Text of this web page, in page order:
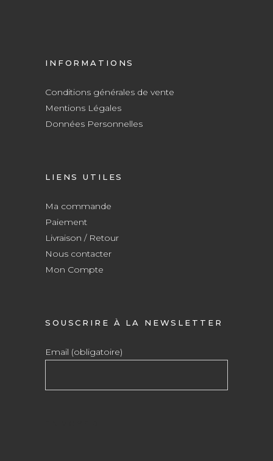
INFORMATIONS
Conditions générales de vente
Mentions Légales
Données Personnelles
LIENS UTILES
Ma commande
Paiement
Livraison / Retour
Nous contacter
Mon Compte
SOUSCRIRE À LA NEWSLETTER
Email (obligatoire)